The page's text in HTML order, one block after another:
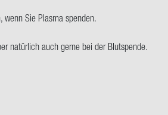
wenn Sie Plas­ma spen­den.
na­tür­lich auch gerne bei der Blut­spen­de.